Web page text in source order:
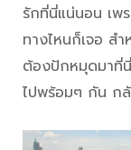
รักที่นี่แน่นอน เพร
ทางไหนก็เจอ สำ
ต้องปักหมุดมาที่นี่
ไปพร้อมๆ กัน ก